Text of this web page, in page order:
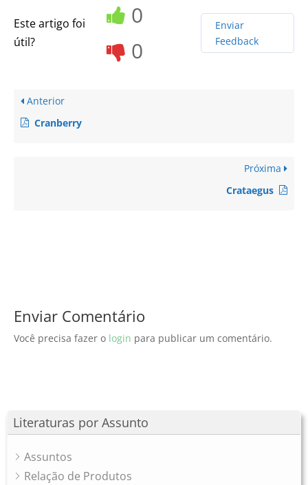
Literaturas por Assunto
Assuntos
Relação de Produtos
Este artigo foi
útil?
0
0
Enviar
Feedback
Anterior
Cranberry
Próxima
Crataegus
Enviar Comentário
Você precisa fazer o login para publicar um comentário.